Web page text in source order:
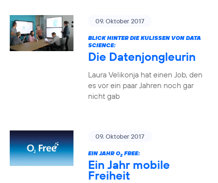
09. Oktober 2017
BLICK HINTER DIE KULISSEN VON DATA
SCIENCE:
Die Datenjongleurin
Laura Velikonja hat einen Job, den
es vor ein paar Jahren noch gar
nicht gab
09. Oktober 2017
EIN JAHR O2FREE:
Ein Jahr mobile
Freiheit